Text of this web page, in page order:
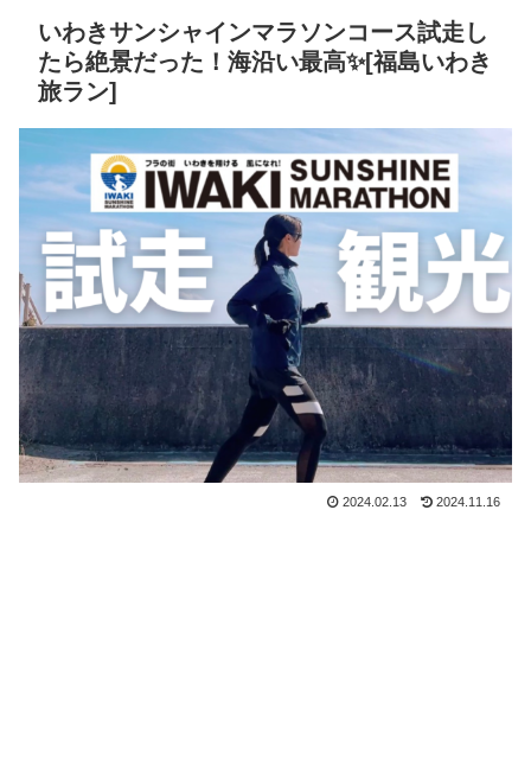
いわきサンシャインマラソンコース試走し
たら絶景だった！海沿い最高✨[福島いわき
旅ラン]
2024.02.13 2024.11.16